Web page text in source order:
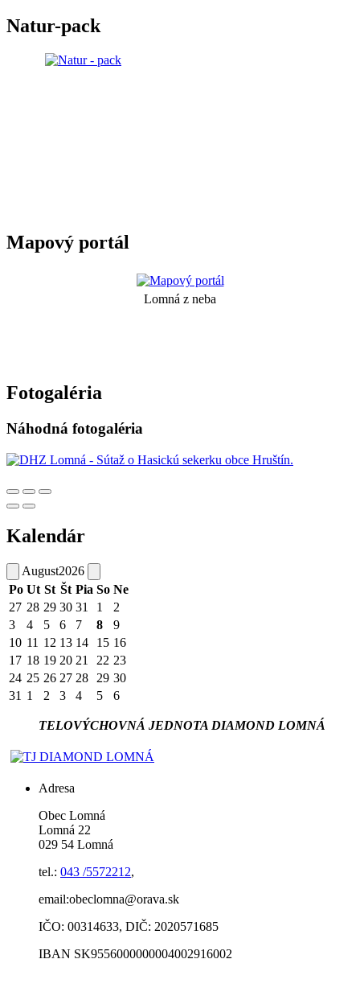
Natur-pack
Mapový portál
Lomná z neba
Fotogaléria
Náhodná fotogaléria
Kalendár
August2026
Po Ut St Št Pia So Ne
27 28 29 30 31 1
2
3
4 5 6 7 8
9
10 11 12 13 14 15 16
17 18 19 20 21 22 23
24 25 26 27 28 29 30
31 1 2 3 4 5 6
TELOVÝCHOVNÁ JEDNOTA DIAMOND LOMNÁ
Adresa
Obec Lomná
Lomná 22
029 54 Lomná
tel.: 043 /5572212,
email:obeclomna@orava.sk
IČO: 00314633, DIČ: 2020571685
IBAN SK9556000000004002916002